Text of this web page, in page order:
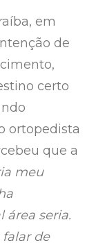
em
de
certo
ortopedista
que a
meu
área seria.
de